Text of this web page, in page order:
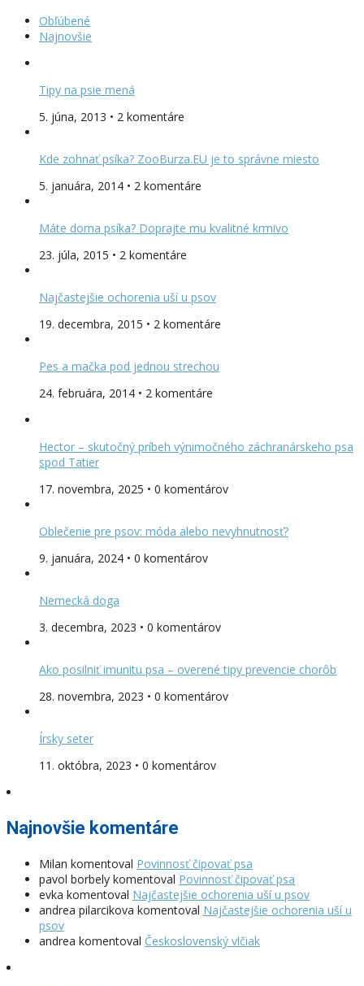
Obľúbené
Najnovšie
Tipy na psie mená
5. júna, 2013 • 2 komentáre
Kde zohnať psíka? ZooBurza.EU je to správne miesto
5. januára, 2014 • 2 komentáre
Máte doma psíka? Doprajte mu kvalitné krmivo
23. júla, 2015 • 2 komentáre
Najčastejšie ochorenia uší u psov
19. decembra, 2015 • 2 komentáre
Pes a mačka pod jednou strechou
24. februára, 2014 • 2 komentáre
Hector – skutočný príbeh výnimočného záchranárskeho psa
spod Tatier
17. novembra, 2025 • 0 komentárov
Oblečenie pre psov: móda alebo nevyhnutnosť?
9. januára, 2024 • 0 komentárov
Nemecká doga
3. decembra, 2023 • 0 komentárov
Ako posilniť imunitu psa – overené tipy prevencie chorôb
28. novembra, 2023 • 0 komentárov
Írsky seter
11. októbra, 2023 • 0 komentárov
Najnovšie komentáre
Milan komentoval Povinnosť čipovať psa
pavol borbely komentoval Povinnosť čipovať psa
evka komentoval Najčastejšie ochorenia uší u psov
andrea pilarcikova komentoval Najčastejšie ochorenia uší u
psov
andrea komentoval Československý vlčiak